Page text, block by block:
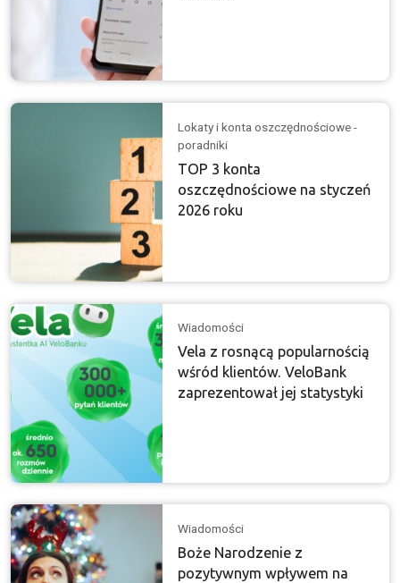
Lokaty i konta oszczędnościowe -
poradniki
TOP 3 konta
oszczędnościowe na styczeń
2026 roku
Wiadomości
Vela z rosnącą popularnością
wśród klientów. VeloBank
zaprezentował jej statystyki
Wiadomości
Boże Narodzenie z
pozytywnym wpływem na